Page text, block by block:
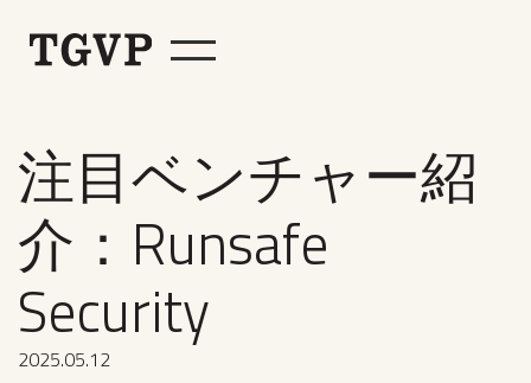
注目ベンチャー紹
介：Runsafe
Security
2025.05.12